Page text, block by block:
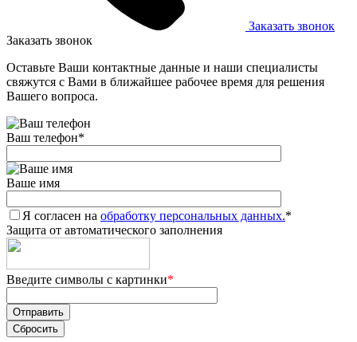
Заказать звонок
Заказать звонок
Оставьте Ваши контактные данные и наши специалисты
свяжутся с Вами в ближайшее рабочее время для решения
Вашего вопроса.
Ваш телефон*
Ваше имя
Я согласен на обработку персональных данных.*
Защита от автоматического заполнения
Введите символы с картинки*